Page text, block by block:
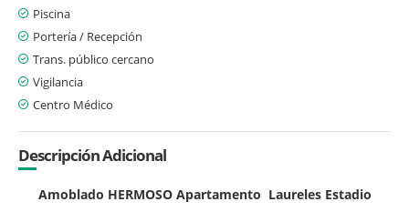
Piscina
Portería / Recepción
Trans. público cercano
Vigilancia
Centro Médico
Descripción Adicional
Amoblado HERMOSO Apartamento Laureles Estadio